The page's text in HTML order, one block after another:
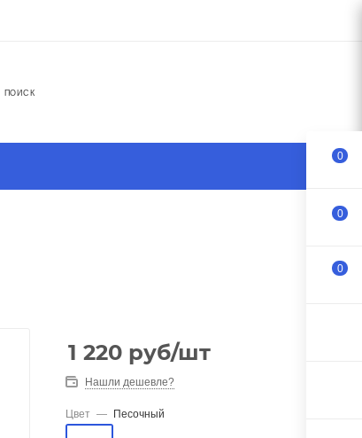
ПОИСК
1 220 руб/шт
Нашли дешевле?
Цвет — Песочный
0
0
0